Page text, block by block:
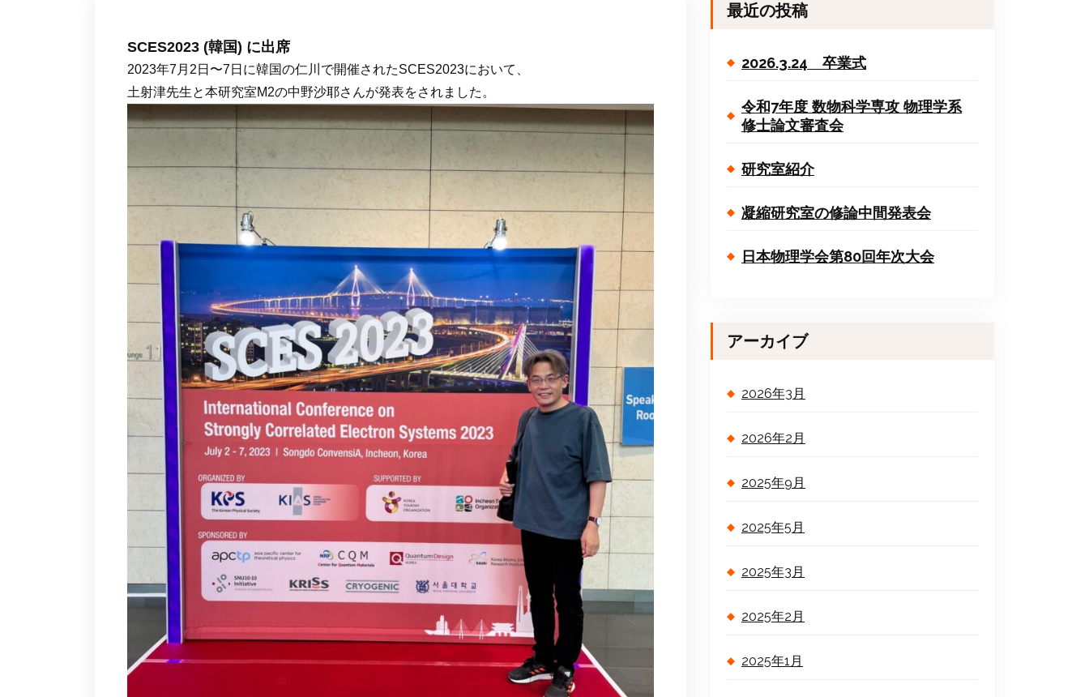
SCES2023 (韓国) に出席
2023年7月2日〜7日に韓国の仁川で開催されたSCES2023において、
土射津先生と本研究室M2の中野沙耶さんが発表をされました。
最近の投稿
2026.3.24 卒業式
令和7年度 数物科学専攻 物理学系
修士論文審査会
研究室紹介
凝縮研究室の修論中間発表会
日本物理学会第80回年次大会
アーカイブ
2026年3月
2026年2月
2025年9月
2025年5月
2025年3月
2025年2月
2025年1月